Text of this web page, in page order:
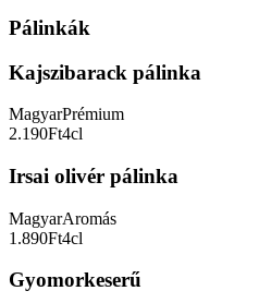
Pálinkák
Kajszibarack pálinka
MagyarPrémium
2.190Ft4cl
Irsai olivér pálinka
MagyarAromás
1.890Ft4cl
Gyomorkeserű